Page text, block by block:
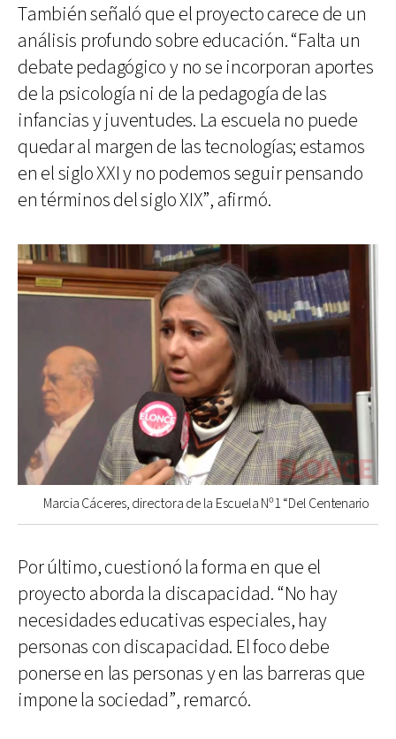
También señaló que el proyecto carece de un
análisis profundo sobre educación. “Falta un
debate pedagógico y no se incorporan aportes
de la psicología ni de la pedagogía de las
infancias y juventudes. La escuela no puede
quedar al margen de las tecnologías; estamos
en el siglo XXI y no podemos seguir pensando
en términos del siglo XIX”, afirmó.
Marcia Cáceres, directora de la Escuela Nº1 “Del Centenario
Por último, cuestionó la forma en que el
proyecto aborda la discapacidad. “No hay
necesidades educativas especiales, hay
personas con discapacidad. El foco debe
ponerse en las personas y en las barreras que
impone la sociedad”, remarcó.